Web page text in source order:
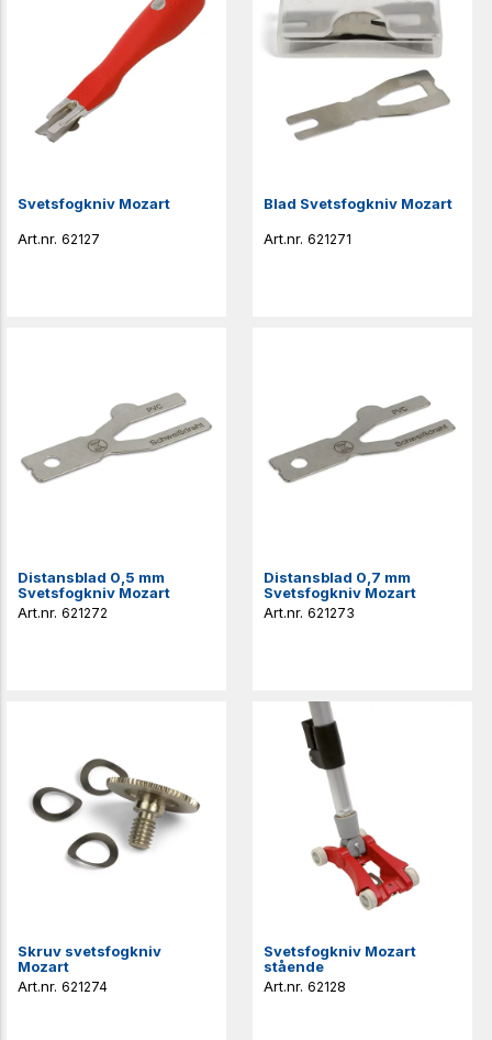
Svetsfogkniv Mozart
62127
Blad Svetsfogkniv Mozart
621271
Distansblad 0,5 mm
Svetsfogkniv Mozart
621272
Distansblad 0,7 mm
Svetsfogkniv Mozart
621273
Skruv svetsfogkniv
Mozart
621274
Svetsfogkniv Mozart
stående
62128